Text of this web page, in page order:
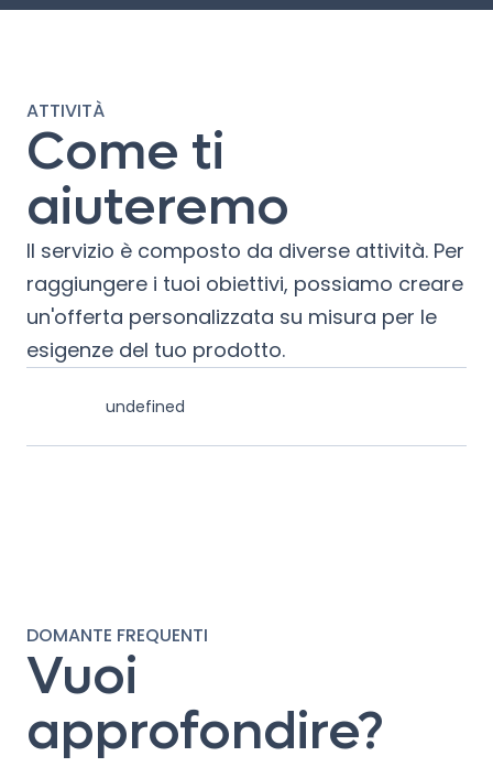
ATTIVITÀ
Come ti
aiuteremo
Il servizio è composto da diverse attività. Per
raggiungere i tuoi obiettivi, possiamo creare
un'offerta personalizzata su misura per le
esigenze del tuo prodotto.
undefined
DOMANTE FREQUENTI
Vuoi
approfondire?